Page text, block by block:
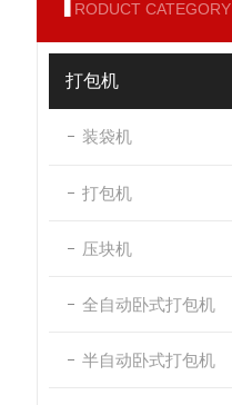
RODUCT CATEGORY
打包机
装袋机
打包机
压块机
全自动卧式打包机
半自动卧式打包机